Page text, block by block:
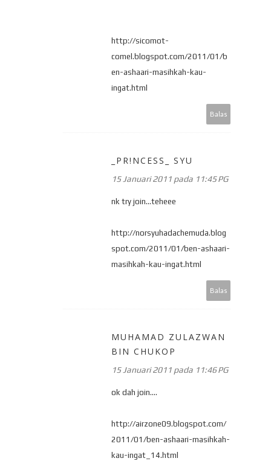
http://sicomot-
comel.blogspot.com/2011/01/b
en-ashaari-masihkah-kau-
ingat.html
Balas
_PR!NCESS_ SYU
15 Januari 2011 pada 11:45 PG
nk try join...teheee
http://norsyuhadachemuda.blog
spot.com/2011/01/ben-ashaari-
masihkah-kau-ingat.html
Balas
MUHAMAD ZULAZWAN
BIN CHUKOP
15 Januari 2011 pada 11:46 PG
ok dah join....
http://airzone09.blogspot.com/
2011/01/ben-ashaari-masihkah-
kau-ingat_14.html